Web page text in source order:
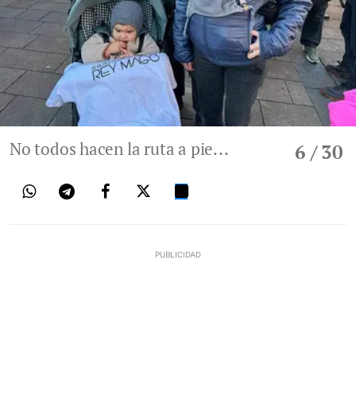
6 / 30
No todos hacen la ruta a pie...